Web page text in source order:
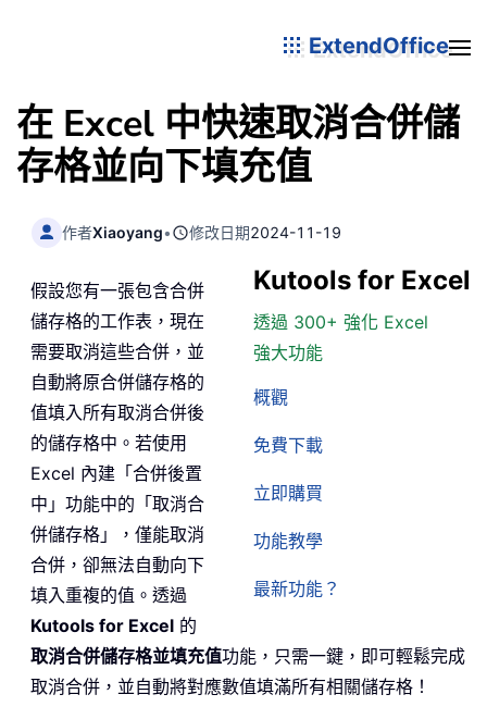
ExtendOffice
在 Excel 中快速取消合併儲
存格並向下填充值
作者Xiaoyang• 修改日期2024-11-19
Kutools for Excel
透過 300+ 強化 Excel
強大功能
概觀
免費下載
立即購買
功能教學
最新功能？
假設您有一張包含合併
儲存格的工作表，現在
需要取消這些合併，並
自動將原合併儲存格的
值填入所有取消合併後
的儲存格中。若使用
Excel 內建「合併後置
中」功能中的「取消合
併儲存格」，僅能取消
合併，卻無法自動向下
填入重複的值。透過
Kutools for Excel 的
取消合併儲存格並填充值功能，只需一鍵，即可輕鬆完成
取消合併，並自動將對應數值填滿所有相關儲存格！